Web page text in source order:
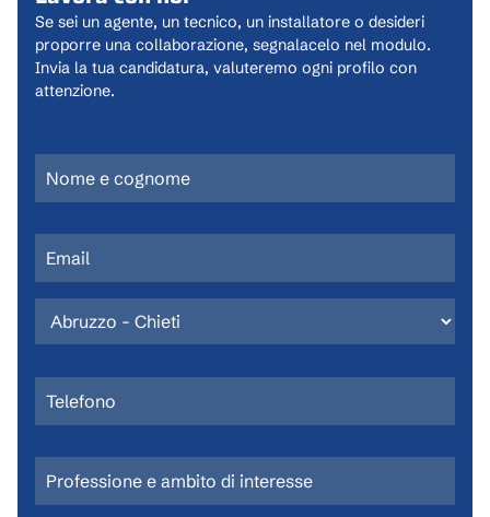
Se sei un agente, un tecnico, un installatore o desideri
proporre una collaborazione, segnalacelo nel modulo.
Invia la tua candidatura, valuteremo ogni profilo con
attenzione.